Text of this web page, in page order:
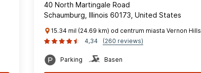
40 North Martingale Road
Schaumburg, Illinois 60173, United States
15.34 mil (24.69 km) od centrum miasta Vernon Hills
4,34
(260 reviews)
Parking Basen